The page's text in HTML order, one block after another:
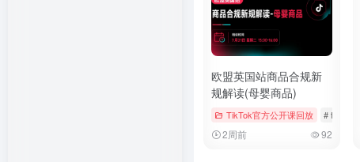
欧盟英国站商品合规新
规解读(母婴商品)
TikTok官方公开课回放 # tiktok
2周前 92